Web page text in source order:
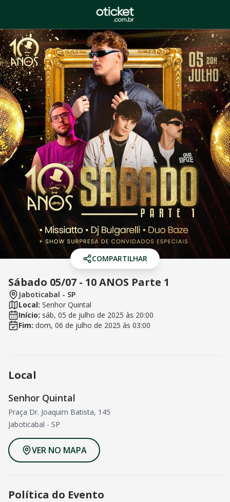
COMPARTILHAR
Sábado 05/07 - 10 ANOS Parte 1
Jaboticabal - SP
Local: Senhor Quintal
Início: sáb, 05 de julho de 2025 às 20:00
Fim: dom, 06 de julho de 2025 às 03:00
Local
Senhor Quintal
Praça Dr. Joaquim Batista, 145
Jaboticabal - SP
VER NO MAPA
Política do Evento